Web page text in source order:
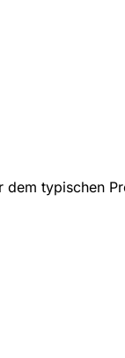
typischen